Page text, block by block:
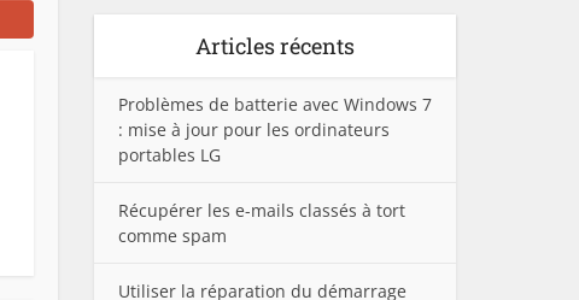
Articles récents
Problèmes de batterie avec Windows 7
: mise à jour pour les ordinateurs
portables LG
Récupérer les e-mails classés à tort
comme spam
Utiliser la réparation du démarrage